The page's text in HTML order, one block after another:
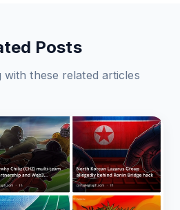
Posts
with these related articles